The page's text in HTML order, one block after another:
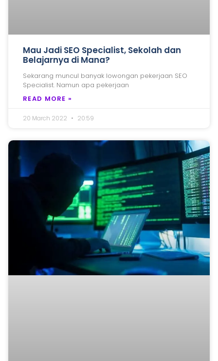
Mau Jadi SEO Specialist, Sekolah dan
Belajarnya di Mana?
Sekarang muncul banyak lowongan pekerjaan SEO
Specialist. Namun apa pekerjaan
READ MORE »
20 March 2022 20:59